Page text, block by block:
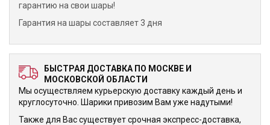
гарантию на свои шары!
Гарантия на шары составляет 3 дня
БЫСТРАЯ ДОСТАВКА ПО МОСКВЕ И
МОСКОВСКОЙ ОБЛАСТИ
Мы осуществляем курьерскую доставку каждый день и
круглосуточно. Шарики привозим Вам уже надутыми!
Также для Вас существует срочная экспресс-доставка,